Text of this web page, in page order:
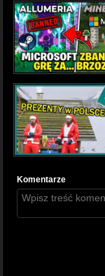
Komentarze